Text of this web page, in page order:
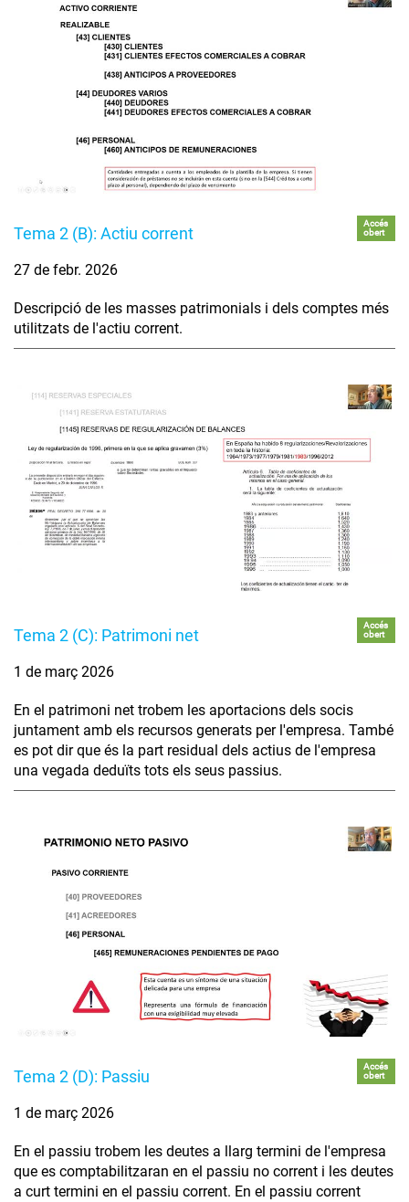
Tema 2 (B): Actiu corrent
Accés
obert
27 de febr. 2026
Descripció de les masses patrimonials i dels comptes més
utilitzats de l'actiu corrent.
Tema 2 (C): Patrimoni net
Accés
obert
1 de març 2026
En el patrimoni net trobem les aportacions dels socis
juntament amb els recursos generats per l'empresa. També
es pot dir que és la part residual dels actius de l'empresa
una vegada deduïts tots els seus passius.
Tema 2 (D): Passiu
Accés
obert
1 de març 2026
En el passiu trobem les deutes a llarg termini de l'empresa
que es comptabilitzaran en el passiu no corrent i les deutes
a curt termini en el passiu corrent. En el passiu corrent